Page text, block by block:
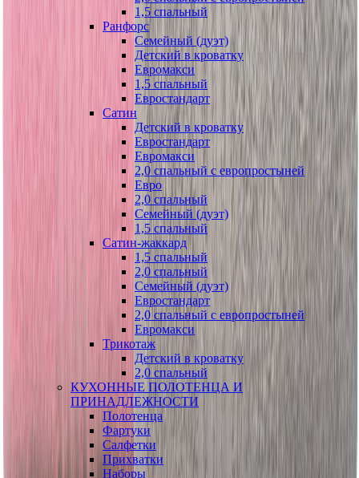
1,5 спальный
Ранфорс
Семейный (дуэт)
Детский в кроватку
Евромакси
1,5 спальный
Евростандарт
Сатин
Детский в кроватку
Евростандарт
Евромакси
2,0 спальный с европростыней
Евро
2,0 спальный
Семейный (дуэт)
1,5 спальный
Сатин-жаккард
1,5 спальный
2,0 спальный
Семейный (дуэт)
Евростандарт
2,0 спальный с европростыней
Евромакси
Трикотаж
Детский в кроватку
2,0 спальный
КУХОННЫЕ ПОЛОТЕНЦА И
ПРИНАДЛЕЖНОСТИ
Полотенца
Фартуки
Салфетки
Прихватки
Наборы